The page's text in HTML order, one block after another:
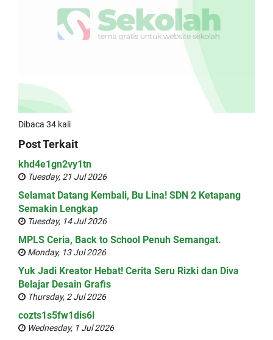
Dibaca 34 kali
Post Terkait
khd4e1gn2vy1tn
Tuesday, 21 Jul 2026
Selamat Datang Kembali, Bu Lina! SDN 2 Ketapang
Semakin Lengkap
Tuesday, 14 Jul 2026
MPLS Ceria, Back to School Penuh Semangat.
Monday, 13 Jul 2026
Yuk Jadi Kreator Hebat! Cerita Seru Rizki dan Diva
Belajar Desain Grafis
Thursday, 2 Jul 2026
cozts1s5fw1dis6l
Wednesday, 1 Jul 2026